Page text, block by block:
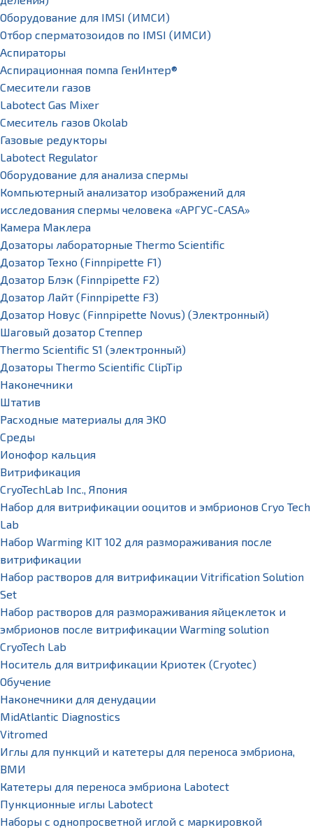
Оборудование для IMSI (ИМСИ)
Отбор сперматозоидов по IMSI (ИМСИ)
Аспираторы
Аспирационная помпа ГенИнтер®
Смесители газов
Labotect Gas Mixer
Смеситель газов Okolab
Газовые редукторы
Labotect Regulator
Оборудование для анализа спермы
Компьютерный анализатор изображений для
исследования спермы человека «АРГУС-CASA»
Камера Маклера
Дозаторы лабораторные Thermo Scientific
Дозатор Техно (Finnpipette F1)
Дозатор Блэк (Finnpipette F2)
Дозатор Лайт (Finnpipette F3)
Дозатор Новус (Finnpipette Novus) (Электронный)
Шаговый дозатор Степпер
Thermo Scientific S1 (электронный)
Дозаторы Thermo Scientific ClipTip
Наконечники
Штатив
Расходные материалы для ЭКО
Среды
Ионофор кальция
Витрификация
CryoTechLab Inc., Япония
Набор для витрификации ооцитов и эмбрионов Cryo Tech
Lab
Набор Warming KIT 102 для размораживания после
витрификации
Набор растворов для витрификации Vitrification Solution
Set
Набор растворов для размораживания яйцеклеток и
эмбрионов после витрификации Warming solution
CryoTech Lab
Носитель для витрификации Криотек (Cryotec)
Обучение
Наконечники для денудации
MidAtlantic Diagnostics
Vitromed
Иглы для пункций и катетеры для переноса эмбриона,
ВМИ
Катетеры для переноса эмбриона Labotect
Пункционные иглы Labotect
Наборы с однопросветной иглой с маркировкой